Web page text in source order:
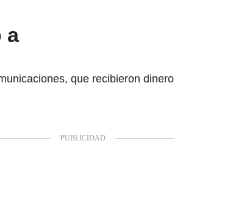
a
que recibieron dinero